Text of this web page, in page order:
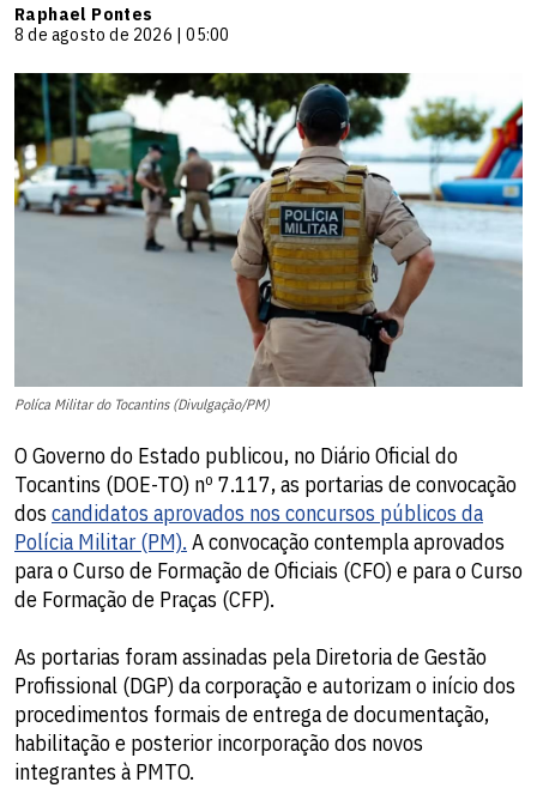
Raphael Pontes
8 de agosto de 2026 | 05:00
Políca Militar do Tocantins (Divulgação/PM)
O Governo do Estado publicou, no Diário Oficial do
Tocantins (DOE-TO) nº 7.117, as portarias de convocação
dos candidatos aprovados nos concursos públicos da
Polícia Militar (PM). A convocação contempla aprovados
para o Curso de Formação de Oficiais (CFO) e para o Curso
de Formação de Praças (CFP).
As portarias foram assinadas pela Diretoria de Gestão
Profissional (DGP) da corporação e autorizam o início dos
procedimentos formais de entrega de documentação,
habilitação e posterior incorporação dos novos
integrantes à PMTO.